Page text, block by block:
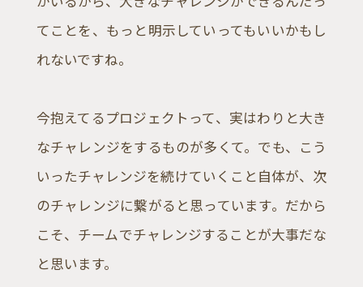
てことを、もっと明示していってもいいかもし
れないですね。
今抱えてるプロジェクトって、実はわりと大き
なチャレンジをするものが多くて。でも、こう
いったチャレンジを続けていくこと自体が、次
のチャレンジに繋がると思っています。だから
こそ、チームでチャレンジすることが大事だな
と思います。